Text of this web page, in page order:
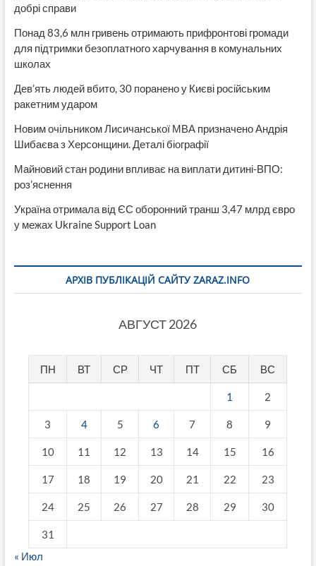
добрі справи
Понад 83,6 млн гривень отримають прифронтові громади
для підтримки безоплатного харчування в комунальних
школах
Дев’ять людей вбито, 30 поранено у Києві російським
ракетним ударом
Новим очільником Лисичанської МВА призначено Андрія
Шибаєва з Херсонщини. Деталі біографії
Майновий стан родини впливає на виплати дитині-ВПО:
роз’яснення
Україна отримала від ЄС оборонний транш 3,47 млрд євро
у межах Ukraine Support Loan
АРХІВ ПУБЛІКАЦІЙ САЙТУ ZARAZ.INFO
АВГУСТ 2026
ПН ВТ СР ЧТ ПТ СБ ВС
1 2
3 4 5 6 7 8 9
10 11 12 13 14 15 16
17 18 19 20 21 22 23
24 25 26 27 28 29 30
31
« Июл